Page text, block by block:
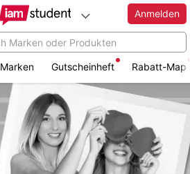
Anmelden
Marken Gutscheinheft Rabatt-Map